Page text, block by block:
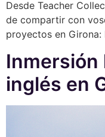
Desde Teacher
de compartir con
proyectos en Girona:
Inmersión
inglés en